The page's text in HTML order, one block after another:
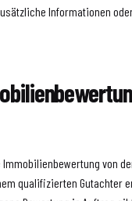
Informationen oder
von der
qualifizierten Gutachter